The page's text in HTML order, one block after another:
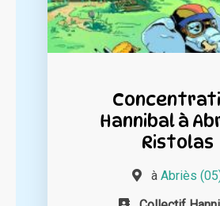
Hannibal à
Ristolas
à Abriès